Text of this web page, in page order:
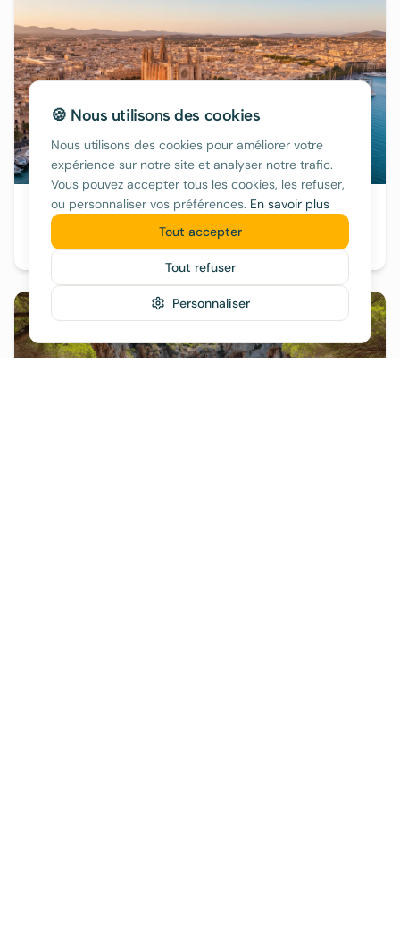
Palma & Agglomération
urbain, city-break, télétravail, familles
🍪 Nous utilisons des cookies
Nous utilisons des cookies pour améliorer votre
expérience sur notre site et analyser notre trafic.
Vous pouvez accepter tous les cookies, les refuser,
ou personnaliser vos préférences. En savoir plus
Personnaliser
Tout refuser
Tout accepter